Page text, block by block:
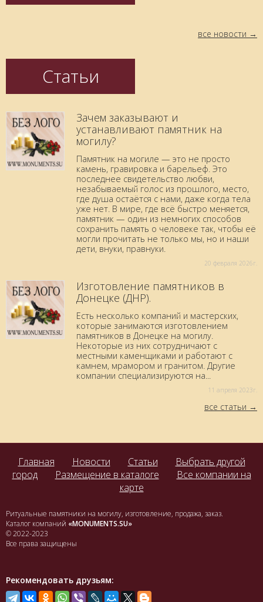
все новости
Статьи
Зачем заказывают и
устанавливают памятник на
могилу?
Памятник на могиле — это не просто
камень, гравировка и барельеф. Это
последнее свидетельство любви,
незабываемый голос из прошлого, место,
где душа остаётся с нами, даже когда тела
уже нет. В мире, где всё быстро меняется,
памятник — один из немногих способов
сохранить память о человеке так, чтобы её
могли прочитать не только мы, но и наши
дети, внуки, правнуки.
20 февраля 2026г.
Изготовление памятников в
Донецке (ДНР).
Есть несколько компаний и мастерских,
которые занимаются изготовлением
памятников в Донецке на могилу.
Некоторые из них сотрудничают с
местными каменщиками и работают с
камнем, мрамором и гранитом. Другие
компании специализируются на...
11 aпреля 2023г.
все статьи
Главная Новости Статьи
Выбрать другой
город
Размещение в каталоге
Все компании на
карте
Ритуальные памятники на могилу, изготовление, продажа, заказ.
Каталог компаний «MONUMENTS.SU»
© 2022-2023
Все права защищены
Рекомендовать друзьям: